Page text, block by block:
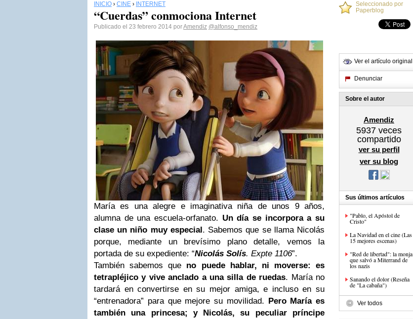
INICIO › CINE › INTERNET
“Cuerdas” conmociona Internet
Publicado el 23 febrero 2014 porAmendiz @alfonso_mendiz
María es una alegre e imaginativa niña de unos 9 años,
alumna de una escuela-orfanato. Un día se incorpora a su
clase un niño muy especial. Sabemos que se llama Nicolás
porque, mediante un brevísimo plano detalle, vemos la
portada de su expediente: “Nicolás Solís. Expte 1106”.
También sabemos que no puede hablar, ni moverse: es
tetrapléjico y vive anclado a una silla de ruedas. María no
tardará en convertirse en su mejor amiga, e incluso en su
“entrenadora” para que mejore su movilidad. Pero María es
también una princesa; y Nicolás, su peculiar príncipe
Seleccionado por
Paperblog
Ver el artículo original
Denunciar
Sobre el autor
Amendiz
5937 veces
compartido
ver su perfil
ver su blog
Sus últimos artículos
"Pablo, el Apóstol de
Cristo"
La Navidad en el cine (Las
15 mejores escenas)
"Red de libertad": la monja
que salvó a Miterrand de
los nazis
Sanando el dolor (Reseña
de "La cabaña")
Ver todos